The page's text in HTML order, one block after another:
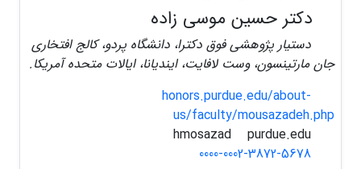
دکتر حسین موسی زاده
دستیار پژوهشی فوق دکترا، دانشگاه پردو، کالج افتخاری
جان مارتینسون، وست لافایت، ایندیانا، ایالات متحده آمریکا.
honors.purdue.edu/about-
us/faculty/mousazadeh.php
purdue.edu
0000-0002-3872-5678